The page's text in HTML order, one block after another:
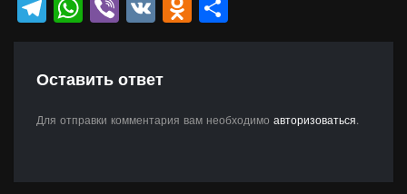
Telegram
WhatsApp
Viber
VK Odnoklassniki
Оставить ответ
Для отправки комментария вам необходимо авторизоваться.